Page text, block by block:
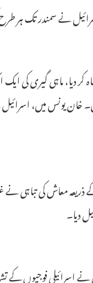
کر دیا، ماہی گیری کی
ذریعہ معاش کی
دیا۔